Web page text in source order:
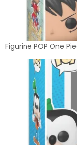
Figurine POP One